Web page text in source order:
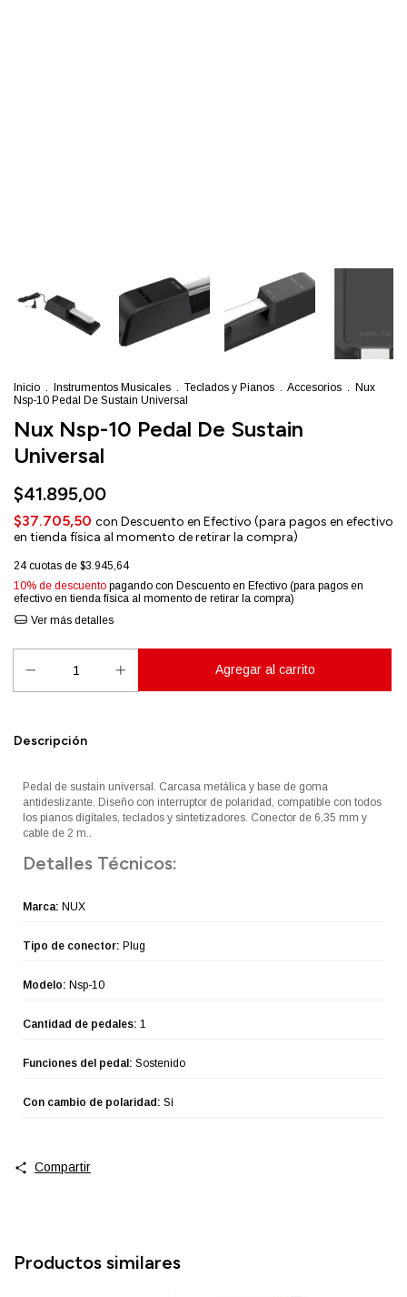
Inicio Instrumentos Musicales Teclados y Pianos Accesorios
Nux
Nsp-10 Pedal De Sustain Universal
Nux Nsp-10 Pedal De Sustain
Universal
$41.895,00
$37.705,50 con Descuento en Efectivo (para pagos en efectivo
en tienda física al momento de retirar la compra)
24 cuotas de $3.945,64
10% de descuento pagando con Descuento en Efectivo (para pagos en
efectivo en tienda física al momento de retirar la compra)
Ver más detalles
Descripción
Pedal de sustain universal. Carcasa metálica y base de goma
antideslizante. Diseño con interruptor de polaridad, compatible con todos
los pianos digitales, teclados y sintetizadores. Conector de 6,35 mm y
cable de 2 m..
Detalles Técnicos:
Marca: NUX
Tipo de conector: Plug
Modelo: Nsp-10
Cantidad de pedales: 1
Funciones del pedal: Sostenido
Con cambio de polaridad: Sí
Compartir
Productos similares